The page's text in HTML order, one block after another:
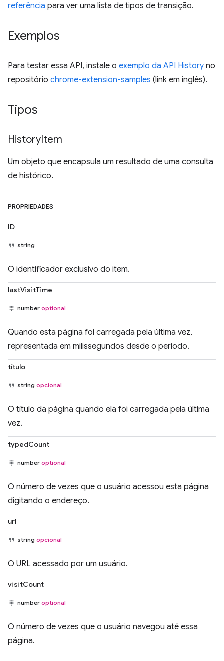
referência para ver uma lista de tipos de transição.
Exemplos
Para testar essa API, instale o exemplo da API History no
repositório chrome-extension-samples (link em inglês).
Tipos
HistoryItem
Um objeto que encapsula um resultado de uma consulta
de histórico.
PROPRIEDADES
ID
string
O identificador exclusivo do item.
lastVisitTime
number optional
Quando esta página foi carregada pela última vez,
representada em milissegundos desde o período.
título
string opcional
O título da página quando ela foi carregada pela última
vez.
typedCount
number optional
O número de vezes que o usuário acessou esta página
digitando o endereço.
url
string opcional
O URL acessado por um usuário.
visitCount
number optional
O número de vezes que o usuário navegou até essa
página.